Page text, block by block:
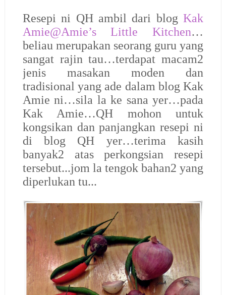
Resepi ni QH ambil dari blogKak
Amie@Amie’s Little Kitchen…
beliau merupakan seorang guru yang
sangat rajin tau…terdapat macam2
jenis masakan moden dan
tradisional yang ade dalam blog Kak
Amie ni…sila la ke sana yer…pada
Kak Amie…QH mohon untuk
kongsikan dan panjangkan resepi ni
di blog QH yer…terima kasih
banyak2 atas perkongsian resepi
tersebut...jom la tengok bahan2 yang
diperlukan tu...